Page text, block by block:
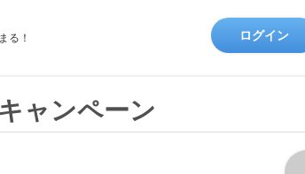
る！ ログイン
ャンペーン